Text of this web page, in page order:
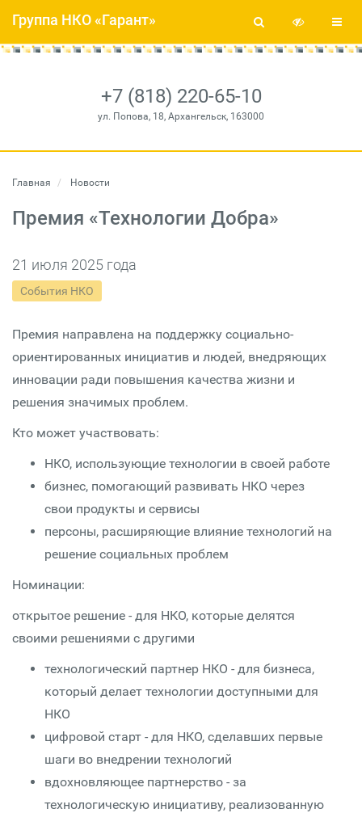
+7 (818) 220-65-10
ул. Попова, 18, Архангельск, 163000
Группа НКО «Гарант»
Главная Новости
Премия «Технологии Добра»
21 июля 2025 года
События НКО
Премия направлена на поддержку социально-
ориентированных инициатив и людей, внедряющих
инновации ради повышения качества жизни и
решения значимых проблем.
Кто может участвовать:
НКО, использующие технологии в своей работе
бизнес, помогающий развивать НКО через
свои продукты и сервисы
персоны, расширяющие влияние технологий на
решение социальных проблем
Номинации:
открытое решение - для НКО, которые делятся
своими решениями с другими
технологический партнер НКО - для бизнеса,
который делает технологии доступными для
НКО
цифровой старт - для НКО, сделавших первые
шаги во внедрении технологий
вдохновляющее партнерство - за
технологическую инициативу, реализованную